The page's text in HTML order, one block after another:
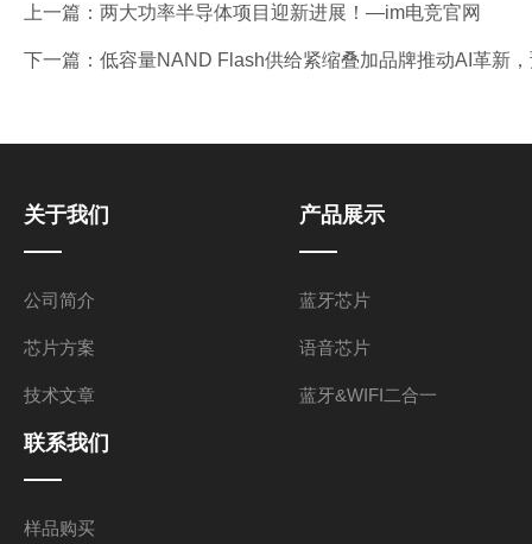
上一篇： 两大功率半导体项目迎新进展！—im电竞官网
下一篇： 低容量NAND Flash供给紧缩叠加品牌推动AI革新
关于我们
公司简介
芯片方案
技术文章
产品展示
蓝牙芯片
语音芯片
蓝牙&WIFI二合一
联系我们
样品购买